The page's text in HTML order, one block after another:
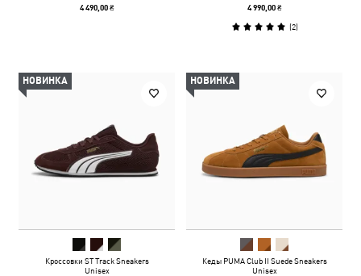
4 490,00 ₴ 4 990,00 ₴
(2)
НОВИНКА
Кроссовки ST Track Sneakers
Unisex
НОВИНКА
Кеды PUMA Club II Suede Sneakers
Unisex